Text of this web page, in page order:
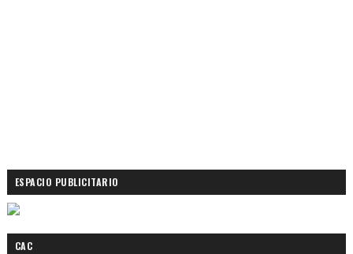
ESPACIO PUBLICITARIO
CAC